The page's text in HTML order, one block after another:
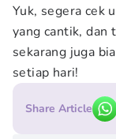
Yuk, segera cek
yang cantik, dan
sekarang juga
setiap hari!
Share Article